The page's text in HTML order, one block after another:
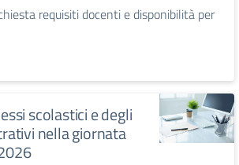
requisiti docenti e disponibilità per
scolastici e degli
nella giornata